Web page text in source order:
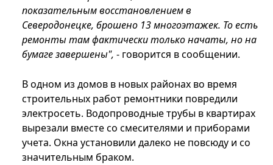
показательным восстановлением в
Северодонецке, брошено 13 многоэтажек. То есть
ремонты там фактически только начаты, но на
бумаге завершены", - говорится в сообщении.
В одном из домов в новых районах во время
строительных работ ремонтники повредили
электросеть. Водопроводные трубы в квартирах
вырезали вместе со смесителями и приборами
учета. Окна установили далеко не повсюду и со
значительным браком.